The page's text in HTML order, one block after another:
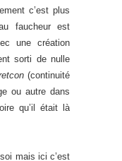
c’est plus
faucheur est
une création
sorti de nulle
(continuité
ou autre dans
qu’il était là
mais ici c’est